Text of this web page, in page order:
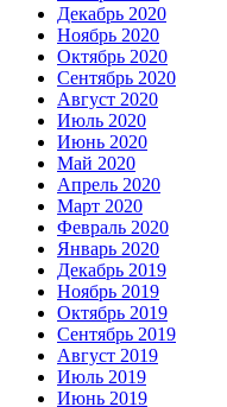
Декабрь 2020
Ноябрь 2020
Октябрь 2020
Сентябрь 2020
Август 2020
Июль 2020
Июнь 2020
Май 2020
Апрель 2020
Март 2020
Февраль 2020
Январь 2020
Декабрь 2019
Ноябрь 2019
Октябрь 2019
Сентябрь 2019
Август 2019
Июль 2019
Июнь 2019